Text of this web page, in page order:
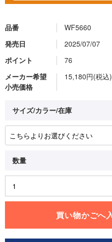
品番
WF5660
発売日
2025/07/07
ポイント
76
メーカー希望
小売価格
15,180円(税込)
サイズ/カラー/在庫